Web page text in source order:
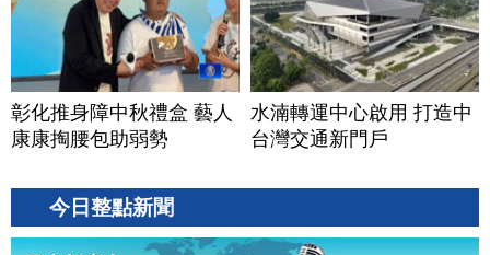
彰化推身障中秋禮盒 藝人
康康掏腰包助弱勢
水湳轉運中心啟用 打造中
台灣交通新門戶
今日整點新聞